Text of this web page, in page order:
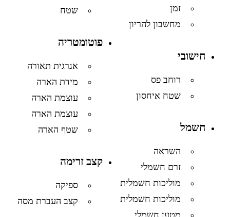
זמן
מחשבון להריון
חישובי
רוחב פס
שטח איחסון
חשמל
השראה
זרם חשמלי
מוליכות חשמלית
מוליכות חשמלית
שטח
פוטומטריה
אנרגית תאורה
מידת הארה
עוצמת הארה
עוצמת הארה
שטף הארה
קצב זרימה
ספיקה
קצב העברת מסה